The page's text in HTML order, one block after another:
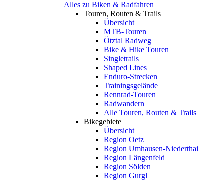
Alles zu Biken & Radfahren
Touren, Routen & Trails
Übersicht
MTB-Touren
Ötztal Radweg
Bike & Hike Touren
Singletrails
Shaped Lines
Enduro-Strecken
Trainingsgelände
Rennrad-Touren
Radwandern
Alle Touren, Routen & Trails
Bikegebiete
Übersicht
Region Oetz
Region Umhausen-Niederthai
Region Längenfeld
Region Sölden
Region Gurgl